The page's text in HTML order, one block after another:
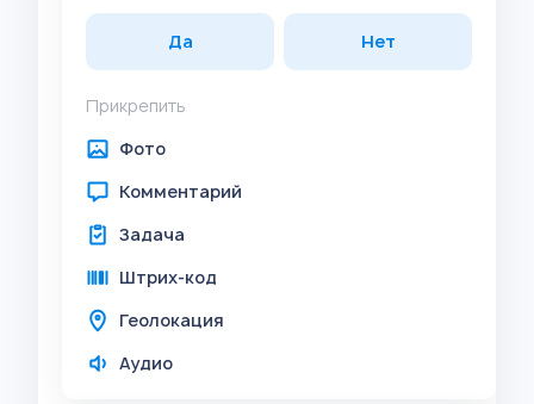
Да Нет
Прикрепить
Фото
Комментарий
Задача
Штрих-код
Геолокация
Аудио